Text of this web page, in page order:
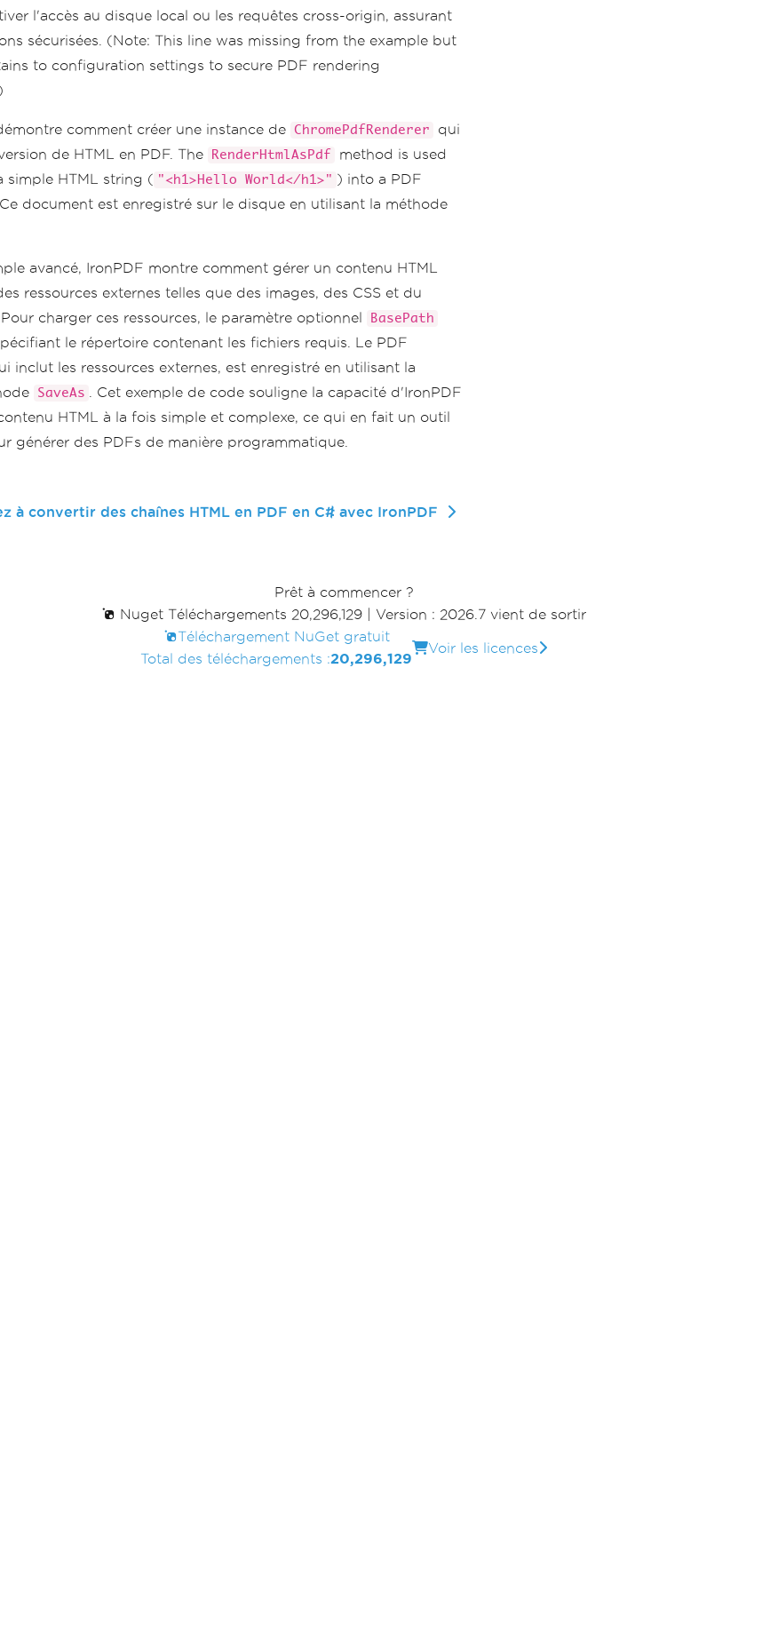
l'accès au disque local ou les requêtes cross-origin, assurant
sécurisées. (Note: This line was missing from the example but
to configuration settings to secure PDF rendering
comment créer une instance de ChromePdfRenderer
qui
de HTML en PDF. The
RenderHtmlAsPdf
method is used
simple HTML string ( "<h1>Hello World</h1>" ) into a PDF
document est enregistré sur le disque en utilisant la méthode
avancé, IronPDF montre comment gérer un contenu HTML
ressources externes telles que des images, des CSS et du
charger ces ressources, le paramètre optionnel
BasePath
le répertoire contenant les fichiers requis. Le PDF
inclut les ressources externes, est enregistré en utilisant la
SaveAs
. Cet exemple de code souligne la capacité d'IronPDF
HTML à la fois simple et complexe, ce qui en fait un outil
générer des PDFs de manière programmatique.
à convertir des chaînes HTML en PDF en C# avec IronPDF
Prêt à commencer ?
Nuget Téléchargements 20,296,129
Version : 2026.7 vient de sortir
Téléchargement NuGet gratuit
Total des téléchargements :20,296,129
Voir les licences